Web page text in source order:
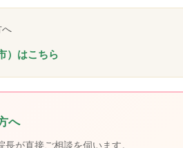
へ
）はこちら
へ
が直接ご相談を伺います。